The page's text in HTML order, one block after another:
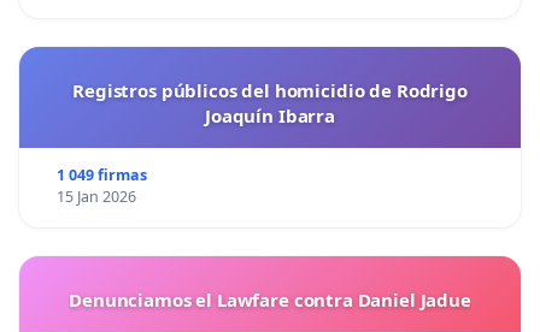
Registros públicos del homicidio de Rodrigo
Joaquín Ibarra
1 049 firmas
15 Jan 2026
Denunciamos el Lawfare contra Daniel Jadue